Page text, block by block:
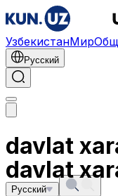
УзбекистанМир
Русский
davlat
Русский
davlat